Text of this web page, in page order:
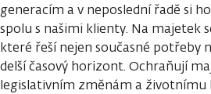
generacím a v neposlední řadě si
spolu s našimi klienty. Na majetek
které řeší nejen současné potřeby
delší časový horizont. Ochraňují
legislativním změnám a